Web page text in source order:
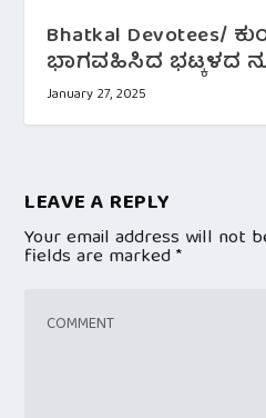
Bhatkal Devotees/
ಭಾಗವಹಿಸಿದ ಭಟ್ಕಳದ
January 27, 2025
LEAVE A REPLY
Your email address will not
fields are marked*